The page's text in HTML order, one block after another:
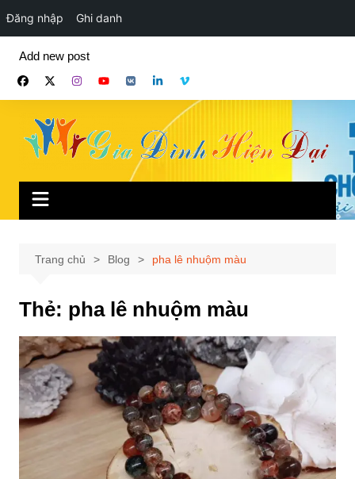
Đăng nhập Ghi danh
phần
Add new post
Trang chủ Blog pha lê nhuộm màu
Thẻ: pha lê nhuộm màu